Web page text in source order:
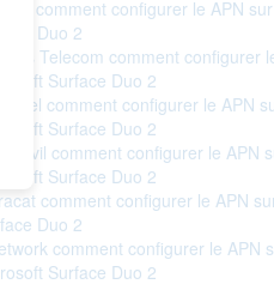
comment configurer le APN
Duo 2
Telecom comment configurer
Surface Duo 2
comment configurer le APN
Surface Duo 2
Móvil comment configurer le APN
Surface Duo 2
comment configurer le APN
Duo 2
comment configurer le APN
Surface Duo 2